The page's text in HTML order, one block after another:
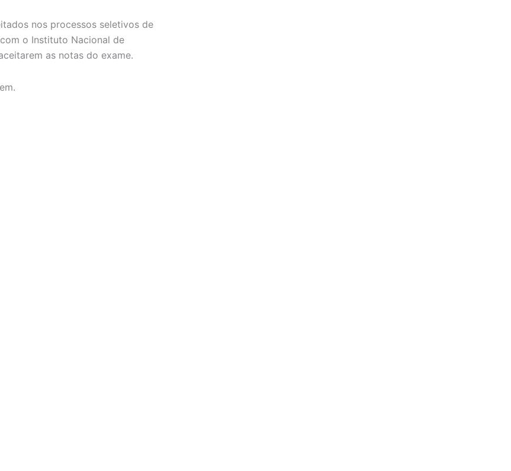
nos processos seletivos de
o Instituto Nacional de
as notas do exame.